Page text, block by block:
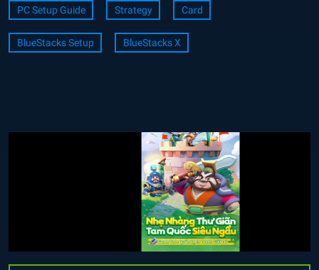
PC Setup Guide Strategy Card
BlueStacks Setup BlueStacks X